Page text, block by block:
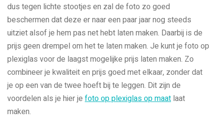
dus tegen lichte stootjes en zal de foto zo goed
beschermen dat deze er naar een paar jaar nog steeds
uitziet alsof je hem pas net hebt laten maken. Daarbij is de
prijs geen drempel om het te laten maken. Je kunt je foto op
plexiglas voor de laagst mogelijke prijs laten maken. Zo
combineer je kwaliteit en prijs goed met elkaar, zonder dat
je op een van de twee hoeft bij te leggen. Dit zijn de
voordelen als je hier je foto op plexiglas op maat laat
maken.